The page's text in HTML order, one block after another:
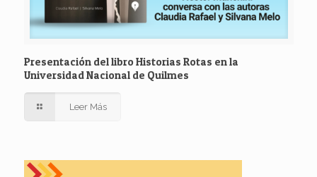
Presentación del libro Historias Rotas en la
Universidad Nacional de Quilmes
Leer Más